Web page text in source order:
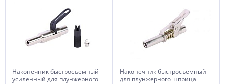
Наконечник быстросъемный
усиленный для плунжерного
Наконечник быстросъемный
для плунжерного шприца